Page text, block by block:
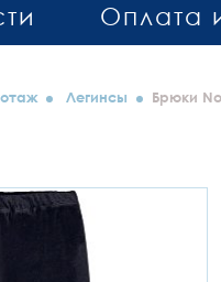
Оплата
Легинсы Брюки